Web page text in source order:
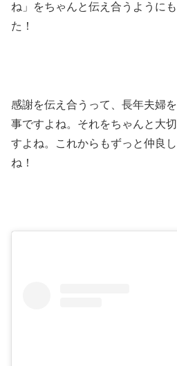
ね」をちゃんと伝え合うように
た！
感謝を伝え合うって、長年夫婦
事ですよね。それをちゃんと大
すよね。これからもずっと仲良
ね！